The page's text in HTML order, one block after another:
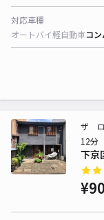
対応車種
オートバイ軽自動車コ
下京
ザ ロ
12分